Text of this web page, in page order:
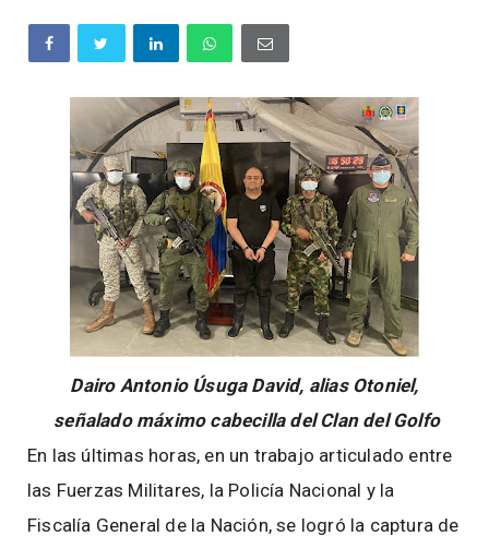
Dairo Antonio Úsuga David, alias Otoniel,
señalado máximo cabecilla del Clan del Golfo
En las últimas horas, en un trabajo articulado entre
las Fuerzas Militares, la Policía Nacional y la
Fiscalía General de la Nación, se logró la captura de